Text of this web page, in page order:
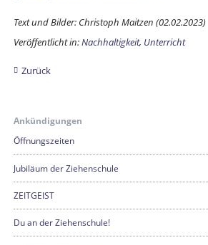
Text und Bilder: Christoph Maitzen (02.02.2023)
Veröffentlicht in:Nachhaltigkeit, Unterricht
Zurück
Ankündigungen
Öffnungszeiten
Jubiläum der Ziehenschule
ZEITGEIST
Du an der Ziehenschule!